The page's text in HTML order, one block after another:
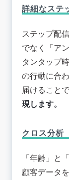
詳細なステ
ステップ配
でなく「ア
タンタップ
の行動に合
届けることで
現します。
クロス分析
「年齢」と
顧客データ